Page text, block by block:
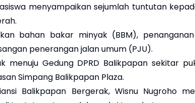
menyampaikan sejumlah tuntutan
bahan bakar minyak (BBM),
penerangan jalan umum (PJU).
menuju Gedung DPRD Balikpapan sekitar
Simpang Balikpapan Plaza.
Balikpapan Bergerak, Wisnu Nugroho